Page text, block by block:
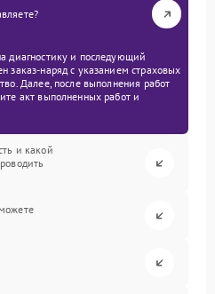
диагностику и последующий
заказ-наряд с указанием страховых
Далее, после выполнения работ
акт выполненных работ и
и какой